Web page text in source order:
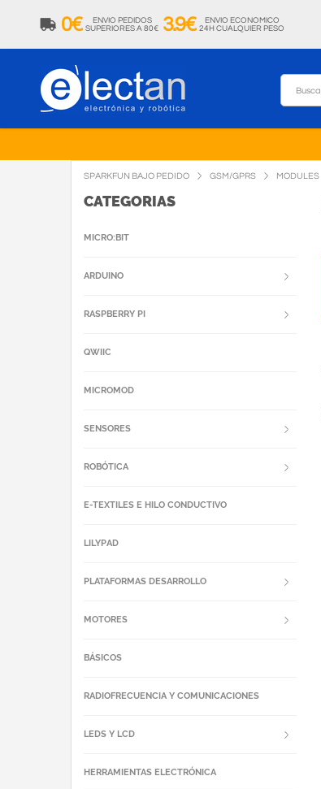
0€
ENVIO PEDIDOS
SUPERIORES A 80€ 3.9€
ENVIO ECONOMICO
24H CUALQUIER PESO
SPARKFUN BAJO PEDIDO GSM/GPRS MODULES
CATEGORIAS
MICRO:BIT
ARDUINO
RASPBERRY PI
QWIIC
MICROMOD
SENSORES
ROBÓTICA
E-TEXTILES E HILO CONDUCTIVO
LILYPAD
PLATAFORMAS DESARROLLO
MOTORES
BÁSICOS
RADIOFRECUENCIA Y COMUNICACIONES
LEDS Y LCD
HERRAMIENTAS ELECTRÓNICA